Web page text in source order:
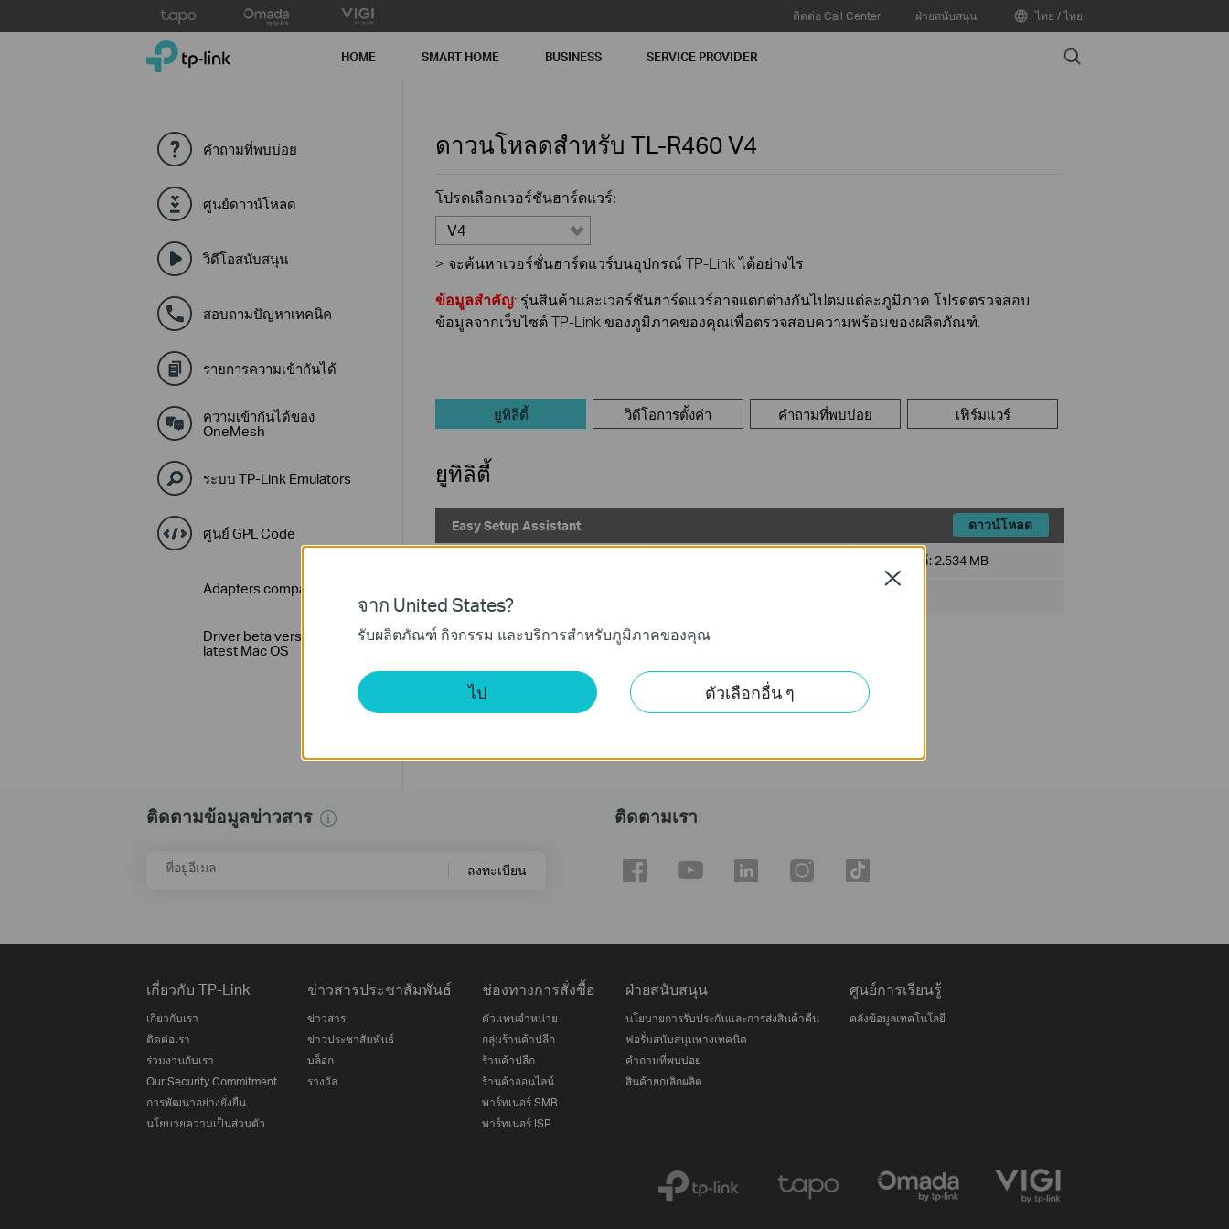
to
ติดต่อ Call Center ฝ่ายสนับสนุน ไทย / ไทย
TP-Link, Reliably Smart HOME SMART HOME BUSINESS SERVICE PROVIDER Search
คำถามที่พบบ่อย
ศูนย์ดาวน์โหลด
วิดีโอสนับสนุน
สอบถามปัญหาเทคนิค
รายการความเข้ากันได้
ความเข้ากันได้ของ
OneMesh
ระบบ TP-Link Emulators
ศูนย์ GPL Code
Adapters compatibility Lists
Driver beta version for
latest Mac OS
ดาวนโหลดสำหรับ TL-R460V4
โปรดเลือกเวอร์ชันฮาร์ดแวร์:
V4
> จะค้นหาเวอร์ชั่นฮาร์ดแวร์บนอุปกรณ์ TP-Link ได้อย่างไร
ข้อมูลสำคัญ: รุ่นสินค้าและเวอร์ชันฮาร์ดแวร์อาจแตกต่างกันไปตมแต่ละภูมิภาค โปรดตรวจสอบ
ข้อมูลจากเว็บไซต์ TP-Link ของภูมิภาคของคุณเพื่อตรวจสอบความพร้อมของผลิตภัณฑ์.
ยูทิลิตี้ วิดีโอการตั้งค่า คำถามที่พบบ่อย เฟิร์มแวร์
ยูทิลิตี้
Easy Setup Assistant ดาวน์โหลด
ขนาดไฟล์: 2.534 MB
ระบบปฎิบัติการ: Win 2000/XP/2003/Vista
Notes:
ติดตามข้อมูลข่าวสาร
ที่อยู่อีเมล ลงทะเบียน
ติดตามเรา
เกี่ยวกับ TP-Link
เกี่ยวกับเรา
ติดต่อเรา
ร่วมงานกับเรา
Our Security Commitment
การพัฒนาอย่างยั่งยืน
นโยบายความเป็นส่วนตัว
ข่าวสารประชาสัมพันธ์
ข่าวสาร
ข่าวประชาสัมพันธ์
บล็อก
รางวัล
ช่องทางการสั่งซื้อ
ตัวแทนจำหน่าย
กลุ่มร้านค้าปลีก
ร้านค้าปลีก
ร้านค้าออนไลน์
พาร์ทเนอร์ SMB
พาร์ทเนอร์ ISP
ฝ่ายสนับสนุน
นโยบายการรับประกันและการส่งสินค้าคืน
ฟอรั่มสนับสนุนทางเทคนิค
คำถามที่พบบ่อย
สินค้ายกเลิกผลิต
ศูนย์การเรียนรู้
คลังข้อมูลเทคโนโลยี
จาก United States?
รับผลิตภัณฑ์ กิจกรรม และบริการสำหรับภูมิภาคของคุณ
ไป ตัวเลือกอื่น ๆ
Close